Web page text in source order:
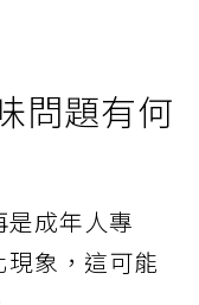
問題有何
成年人專
象，這可能